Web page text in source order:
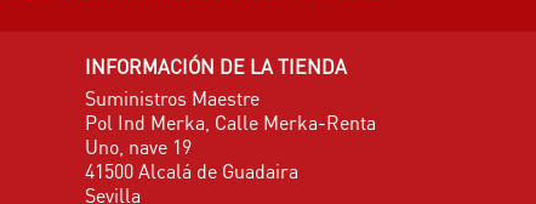
INFORMACIÓN DE LA TIENDA
Suministros Maestre
Pol Ind Merka, Calle Merka-Renta
Uno, nave 19
41500 Alcalá de Guadaira
Sevilla